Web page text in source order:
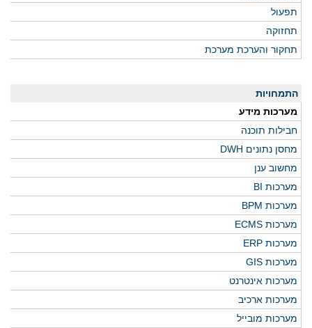
תפעול
תחזוקה
תחקור והערכת מערכת
התמחויות
מערכות מידע
חבילות תוכנה
מחסן נתונים DWH
מחשוב ענן
מערכות BI
מערכות BPM
מערכות ECMS
מערכות ERP
מערכות GIS
מערכות אינטרנט
מערכות ארכיב
מערכות מובייל